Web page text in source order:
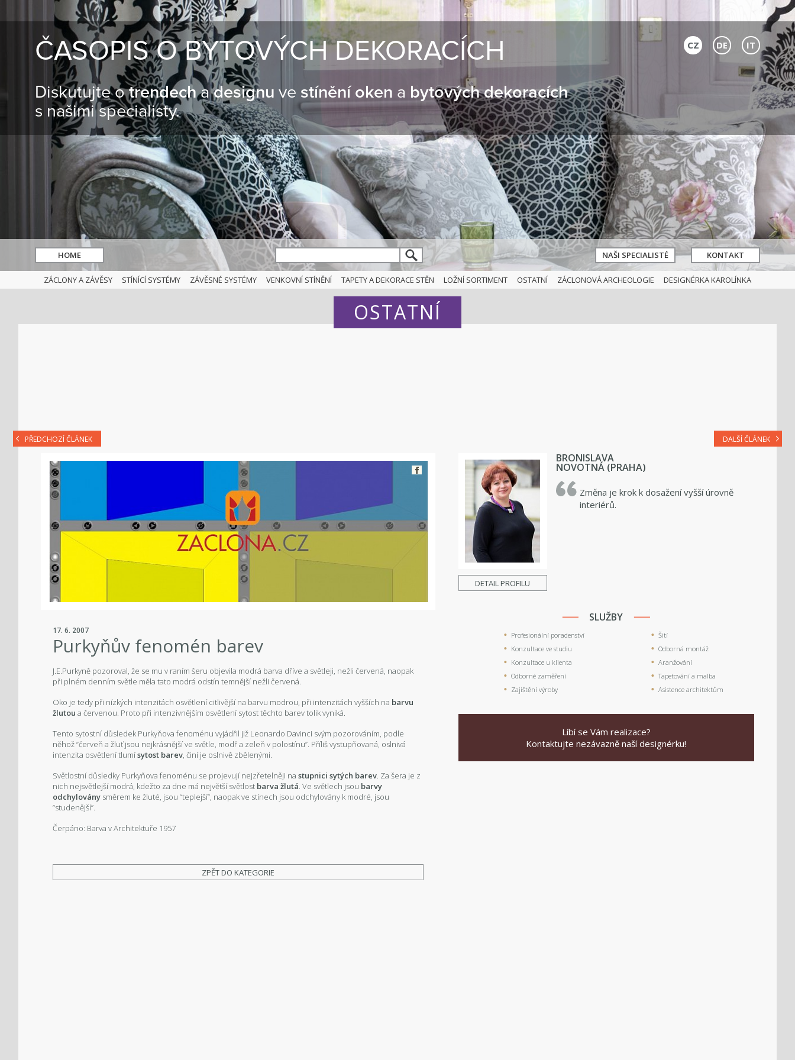
ČASOPIS O BYTOVÝCH DEKORACÍCH
Diskutujte otrendechadesignu ve stínění oken a bytových dekoracích
s našimi specialisty.
CZ DE IT
HOME NAŠI SPECIALISTÉ KONTAKT
ZÁCLONY A ZÁVĚSY STÍNÍCÍ SYSTÉMY ZÁVĚSNÉ SYSTÉMY VENKOVNÍ STÍNĚNÍ TAPETY A DEKORACE STĚN LOŽNÍ SORTIMENT OSTATNÍ ZÁCLONOVÁ ARCHEOLOGIE DESIGNÉRKA KAROLÍNKA
OSTATNÍ
PŘEDCHOZÍ ČLÁNEK DALŠÍ ČLÁNEK
17. 6. 2007
Purkyňův fenomén barev
J.E.Purkyně pozoroval, že se mu v raním šeru objevila modrá barva dříve a světleji, nežli červená, naopak
při plném denním světle měla tato modrá odstín temnější nežli červená.
Oko je tedy při nízkých intenzitách osvětlení citlivější na barvu modrou, při intenzitách vyšších na barvu
žlutoua červenou. Proto při intenzivnějším osvětlení sytost těchto barev tolik vyniká.
Tento sytostní důsledek Purkyňova fenoménu vyjádřil již Leonardo Davinci svým pozorováním, podle
něhož “červeň a žluť jsou nejkrásnější ve světle, modř a zeleň v polostínu”. Příliš vystupňovaná, oslnivá
intenzita osvětlení tlumísytost barev, činí je oslnivě zbělenými.
Světlostní důsledky Purkyňova fenoménu se projevují nejzřetelněji nastupnici sytých barev. Za šera je z
nich nejsvětlejší modrá, kdežto za dne má největší světlost barva žlutá. Ve světlech jsou barvy
odchylovány směrem ke žluté, jsou “teplejší”, naopak ve stínech jsou odchylovány k modré, jsou
“studenější”.
Čerpáno: Barva v Architektuře 1957
ZPĚT DO KATEGORIE
DETAIL PROFILU
BRONISLAVA
NOVOTNÁ (PRAHA)
Změna je krok k dosažení vyšší úrovně
interiérů.
SLUŽBY
Profesionální poradenství
Konzultace ve studiu
Konzultace u klienta
Odborné zaměření
Zajištění výroby
Šití
Odborná montáž
Aranžování
Tapetování a malba
Asistence architektům
Líbí se Vám realizace?
Kontaktujte nezávazně naší designérku!